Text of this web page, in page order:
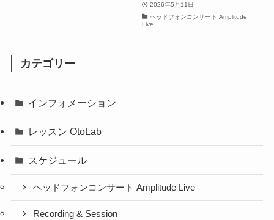
2026年5月11日
ヘッドフォンコンサート Amplitude
Live
カテゴリー
インフォメーション
レッスン OtoLab
スケジュール
ヘッドフォンコンサート Amplitude Live
Recording & Session